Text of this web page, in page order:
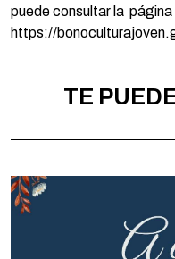
puede consultar la
https://
TE